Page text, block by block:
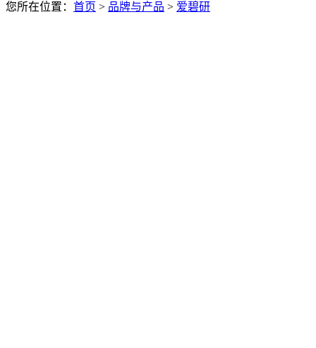
您所在位置： 首页 > 品牌与产品 > 爱碧研